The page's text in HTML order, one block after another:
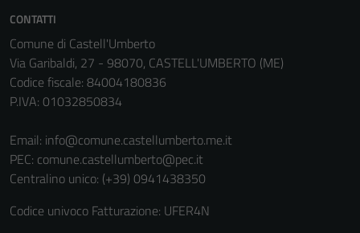
CONTATTI
Comune di Castell'Umberto
Via Garibaldi, 27 - 98070, CASTELL'UMBERTO (ME)
Codice fiscale: 84004180836
P.IVA: 01032850834
Email: info@comune.castellumberto.me.it
PEC: comune.castellumberto@pec.it
Centralino unico: (+39) 0941438350
Codice univoco Fatturazione: UFER4N